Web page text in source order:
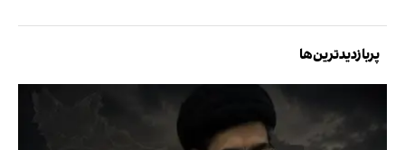
پربازدیدترین‌ها